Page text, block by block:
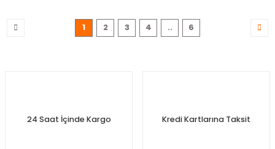
1 2 3 4 .. 6
24 Saat İçinde Kargo Kredi Kartlarına Taksit